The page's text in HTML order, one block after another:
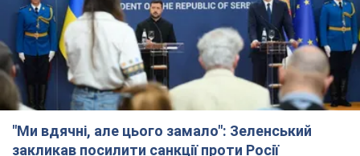
Україна придбала у Туреччини 70 балістичних
ракет і багато іншого озброєння: у Держдепі
США оприлюднили список
Держдеп вже поставив до відома американський Конгрес
3 часа назад